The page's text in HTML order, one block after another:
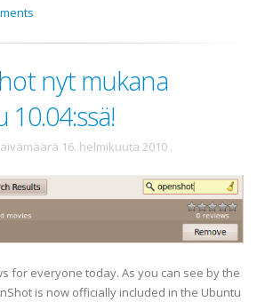
nyt mukana
16. helmikuuta 2010 .
for everyone today. As you can see by the
is now officially included in the Ubuntu